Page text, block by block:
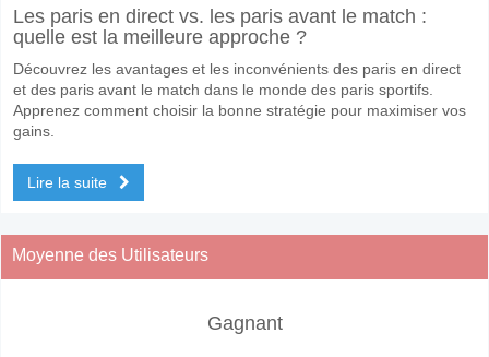
Les paris en direct vs. les paris avant le match :
quelle est la meilleure approche ?
Découvrez les avantages et les inconvénients des paris en direct
et des paris avant le match dans le monde des paris sportifs.
Apprenez comment choisir la bonne stratégie pour maximiser vos
gains.
Lire la suite
Moyenne des Utilisateurs
Gagnant